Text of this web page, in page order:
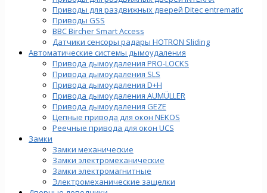
Приводы для раздвижных дверей Ditec entrematic
Приводы GSS
BBC Bircher Smart Access
Датчики сенсоры радары HOTRON Sliding
Автоматические системы дымоудаления
Привода дымоудаления PRO-LOCKS
Привода дымоудаления SLS
Привода дымоудаления D+H
Привода дымоудаления AUMÜLLER
Привода дымоудаления GEZE
Цепные привода для окон NEKOS
Реечные привода для окон UСS
Замки
Замки механические
Замки электромеханические
Замки электромагнитные
Электромеханические защелки